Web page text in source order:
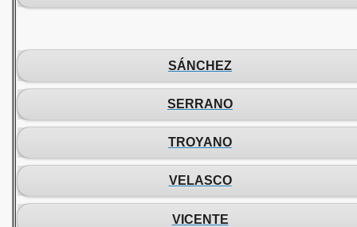
SÁNCHEZ
SERRANO
TROYANO
VELASCO
VICENTE